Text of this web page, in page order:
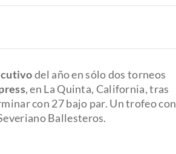
del año en sólo dos torneos
, en La Quinta, California, tras
con 27 bajo par. Un trofeo con
Ballesteros.